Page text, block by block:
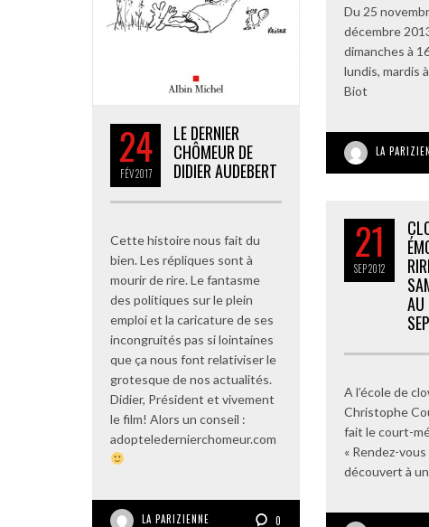
24
FÉV2017
LE DERNIER
CHÔMEUR DE
DIDIER AUDEBERT
Cette histoire nous fait du
bien. Les répliques sont à
mourir de rire. Le fantasme
des politiques sur le plein
emploi et la caricature de ses
incongruités pas si lointaines
que ça nous font relativiser le
grotesque de nos actualités.
Didier, Président et vivement
le film! Alors un conseil :
adopteledernierchomeur.com
LA PARIZIENNE 0
Du 25
décembre
dimanches à
lundis, mardis
Biot
LA
21
SEP2012
A l’école de
Christophe
fait le court-
« Rendez-vous
découvert à